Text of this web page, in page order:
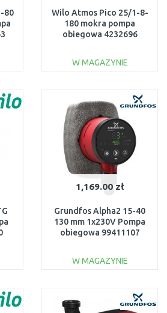
80
Wilo Atmos Pico 25/1-8-
180 mokra pompa
obiegowa 4232696
W MAGAZYNIE
1,169.00 zł
Grundfos Alpha2 15-40
130 mm 1x230V Pompa
obiegowa 99411107
W MAGAZYNIE